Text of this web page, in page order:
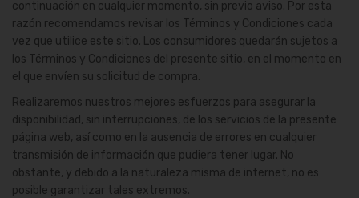
continuación en cualquier momento, sin previo aviso. Por esta
razón recomendamos revisar los Términos y Condiciones cada
vez que utilice este sitio. Los consumidores quedarán sujetos a
los Términos y Condiciones del presente sitio, en el momento en
el que envíen su solicitud de compra.
Realizaremos nuestros mejores esfuerzos para asegurar la
disponibilidad, sin interrupciones, de los servicios de la presente
página web, así como en la ausencia de errores en cualquier
transmisión de información que pudiera tener lugar. No
obstante, y debido a la naturaleza misma de internet, no es
posible garantizar tales extremos.